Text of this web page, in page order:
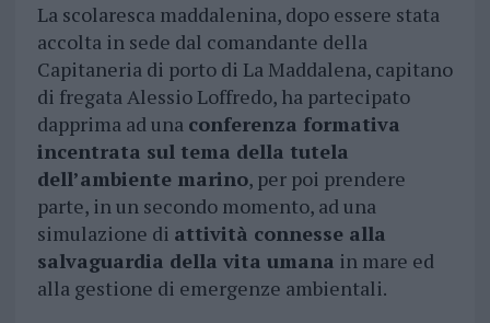
La scolaresca maddalenina, dopo essere stata
accolta in sede dal comandante della
Capitaneria di porto di La Maddalena, capitano
di fregata Alessio Loffredo, ha partecipato
dapprima ad una conferenza formativa
incentrata sul tema della tutela
dell’ambiente marino, per poi prendere
parte, in un secondo momento, ad una
simulazione di attività connesse alla
salvaguardia della vita umana in mare ed
alla gestione di emergenze ambientali.